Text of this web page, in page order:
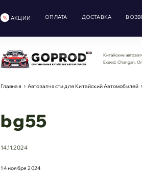
АКЦИИ ОПЛАТА ДОСТАВКА
Китайские
Exeed, Changan,
Главная Автозапчасти для Китайский Автомобилей
bg55
14.11.2024
14 ноября 2024